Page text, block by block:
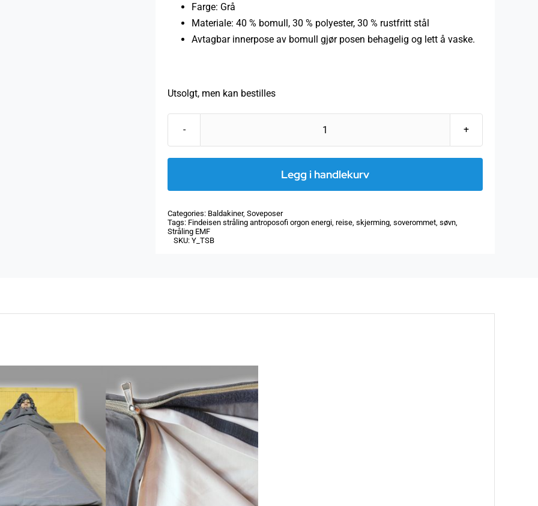
Farge: Grå
Materiale: 40 % bomull, 30 % polyester, 30 % rustfritt stål
Avtagbar innerpose av bomull gjør posen behagelig og lett å vaske.
Utsolgt, men kan bestilles
Skjermende
av
TSB
Legg i handlekurv
Categories: Baldakiner, Soveposer
Tags: Findeisen stråling antroposofi orgon energi, reise, skjerming, soverommet, søvn,
Stråling EMF
SKU: Y_TSB